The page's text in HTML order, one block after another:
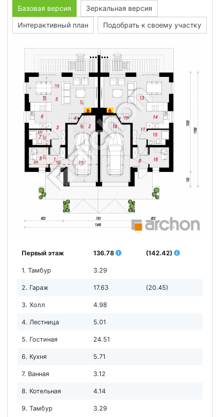
Базовая версия
Зеркальная версия
Интерактивный план
Подобрать к своему участку
Первый этаж 136.78 (142.42)
1. Тамбур 3.29
2. Гараж 17.63 (20.45)
3. Холл 4.98
4. Лестница 5.01
5. Гостиная 24.51
6. Кухня 5.71
7. Ванная 3.12
8. Котельная 4.14
9. Тамбур 3.29